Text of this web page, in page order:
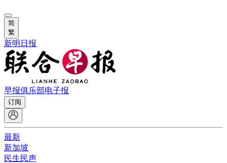
简
繁
新明日报
早报俱乐部电子报
订阅
最新
新加坡
民生民声